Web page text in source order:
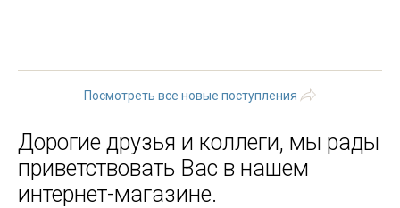
Посмотреть все новые поступления
Дорогие друзья и коллеги, мы рады
приветствовать Вас в нашем
интернет-магазине.